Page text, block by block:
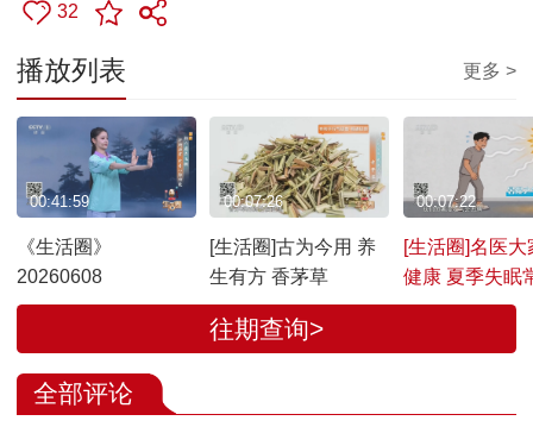
32
播放列表 更多 >
《生活圈》
20260608
00:41:59
[生活圈]古为今用 养
生有方 香茅草
00:07:26
[生活圈]名医大
健康 夏季失眠
因
00:07:22
往期查询>
全部评论